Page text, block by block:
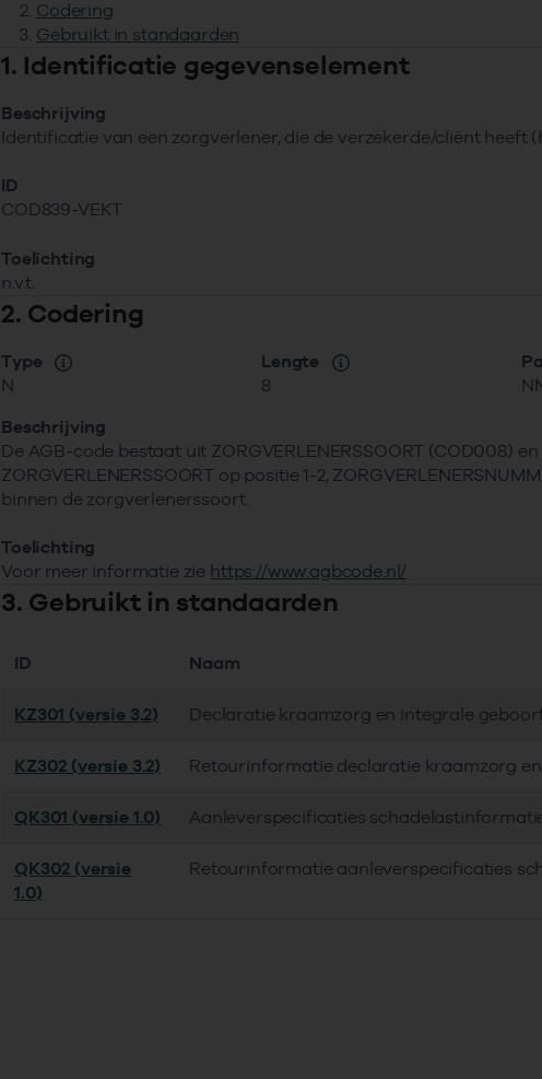
Codering
Gebruikt in standaarden
1. Identificatie gegevenselement
Beschrijving
Identificatie van een zorgverlener, die de verzekerde/cliënt heeft
ID
COD839-VEKT
Toelichting
n.v.t.
2. Codering
Type
N
Lengte
8
Beschrijving
De AGB-code bestaat uit ZORGVERLENERSSOORT (COD008)
ZORGVERLENERSSOORT op positie 1-2,
binnen de zorgverlenerssoort.
Toelichting
Voor meer informatie zie https://www.agbcode.nl/
3. Gebruikt in standaarden
ID Naam
KZ301 (versie 3.2) Declaratie kraamzorg en integrale
KZ302 (versie 3.2) Retourinformatie declaratie kraamzorg
QK301 (versie 1.0) Aanleverspecificaties
QK302 (versie
1.0)
Retourinformatie aanleverspecificaties